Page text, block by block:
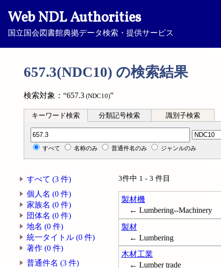
Web NDL Authorities
国立国会図書館典拠データ検索・提供サービス
657.3(NDC10) の検索結果
検索対象：“657.3 (NDC10)”
キーワード検索 分類記号検索 識別子検索
分類記号検索
すべて 名称のみ 普通件名のみ ジャンルのみ
すべて (3 件)
個人名 (0 件)
家族名 (0 件)
団体名 (0 件)
地名 (0 件)
統一タイトル (0 件)
著作 (0 件)
普通件名 (3 件)
3件中 1 - 3 件目
製材機
← Lumbering--Machinery
製材
← Lumbering
木材工業
← Lumber trade